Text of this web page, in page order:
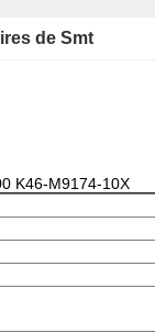
de Smt
K46-M9174-10X